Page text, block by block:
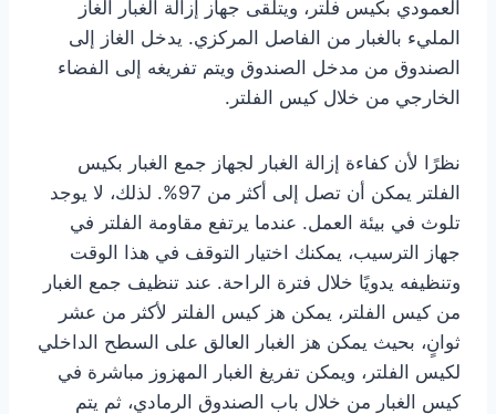
العمودي بكيس فلتر، ويتلقى جهاز إزالة الغبار الغاز
المليء بالغبار من الفاصل المركزي. يدخل الغاز إلى
الصندوق من مدخل الصندوق ويتم تفريغه إلى الفضاء
الخارجي من خلال كيس الفلتر.
نظرًا لأن كفاءة إزالة الغبار لجهاز جمع الغبار بكيس
الفلتر يمكن أن تصل إلى أكثر من 97%. لذلك، لا يوجد
تلوث في بيئة العمل. عندما يرتفع مقاومة الفلتر في
جهاز الترسيب، يمكنك اختيار التوقف في هذا الوقت
وتنظيفه يدويًا خلال فترة الراحة. عند تنظيف جمع الغبار
من كيس الفلتر، يمكن هز كيس الفلتر لأكثر من عشر
ثوانٍ، بحيث يمكن هز الغبار العالق على السطح الداخلي
لكيس الفلتر، ويمكن تفريغ الغبار المهزوز مباشرة في
كيس الغبار من خلال باب الصندوق الرمادي، ثم يتم